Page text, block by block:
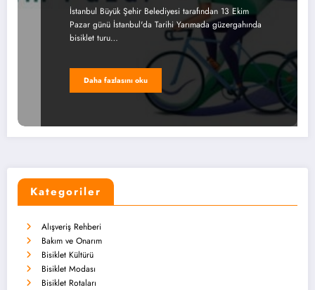
İstanbul Büyük Şehir Belediyesi tarafından 13 Ekim
Pazar günü İstanbul'da Tarihi Yarımada güzergahında
bisiklet turu…
Daha fazlasını oku
Kategoriler
Alışveriş Rehberi
Bakım ve Onarım
Bisiklet Kültürü
Bisiklet Modası
Bisiklet Rotaları